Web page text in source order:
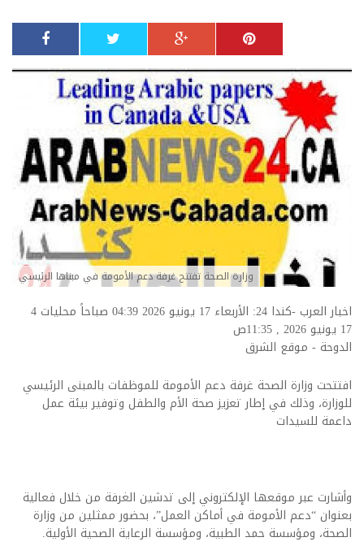
وزارة الصحة تفتتح غرفة دعم الأمومة في مبناها الرئيسي​​
اخبار العرب -كندا 24: الأربعاء 17 يونيو 2026 04:39 صباحاً محليات
4
17 يونيو 2026 , 11:35ص
الدوحة - موقع الشرق
​افتتحت وزارة الصحة غرفة دعم الأمومة للموظفات بالمبنى الرئيسي
للوزارة، وذلك في إطار تعزيز صحة الأم والطفل وتوفير بيئة عمل
داعمة للسيدات
وأشارت عبر موقعها الإلكتروني إلى تدشين الغرفة من خلال فعالية
بعنوان “دعم الأمومة في أماكن العمل”، بحضور ممثلين من وزارة
الصحة، ومؤسسة حمد الطبية، ومؤسسة الرعاية الصحية الأولية.